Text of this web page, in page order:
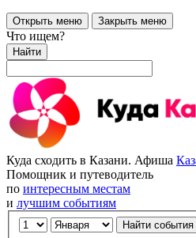
Открыть меню Закрыть меню
Что ищем?
Найти
Куда сходить в Казани. Афиша
Помощник и путеводитель
по интересным местам
и лучшим событиям